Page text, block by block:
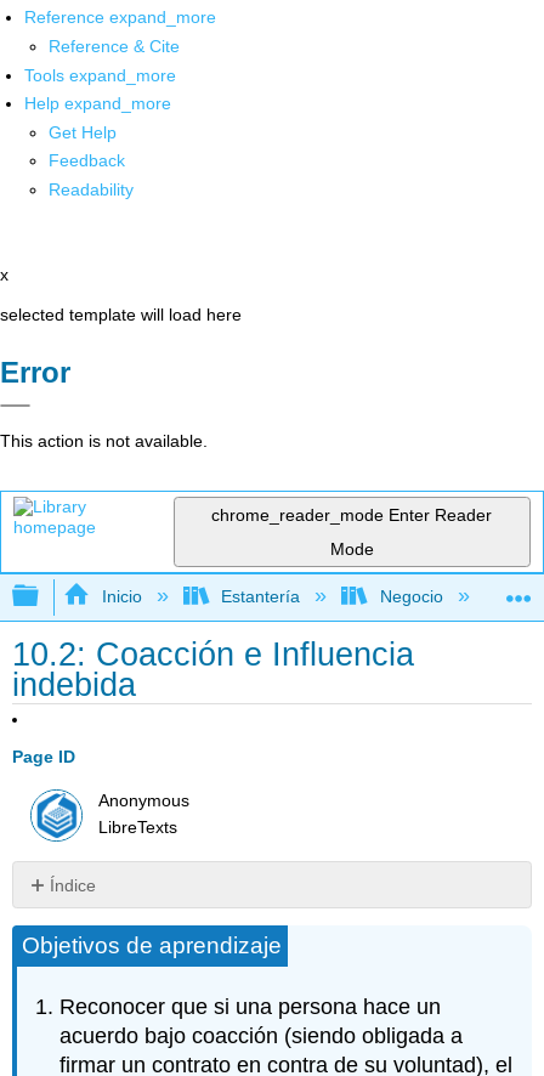
Reference expand_more
Reference & Cite
Tools expand_more
Help expand_more
Get Help
Feedback
Readability
x
selected template will load here
Error
This action is not available.
chrome_reader_mode Enter Reader
Mode
Expandir/contraer jerarquía global
Inicio Estantería Negocio
10.2: Coacción e Influencia
indebida
Page ID
Anonymous
LibreTexts
Índice
Coacción
Física
Coacción
Amenaza
Objetivos de aprendizaje
Reconocer que si una persona hace un
acuerdo bajo coacción (siendo obligada a
firmar un contrato en contra de su voluntad), el